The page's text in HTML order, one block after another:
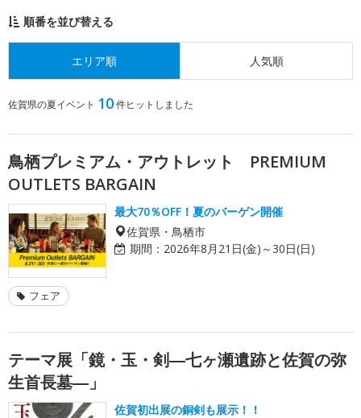
順番を並び替える
エリア順 人気順
佐賀県の夏イベント 10件ヒットしました
鳥栖プレミアム・アウトレット PREMIUM
OUTLETS BARGAIN
最大70％OFF！夏のバーゲン開催
佐賀県・鳥栖市
期間： 2026年8月21日(金)～30日(日)
フェア
テーマ展「鏡・玉・剣―七ヶ瀬遺跡と佐賀の弥
生首長墓―」
佐賀初出展の銅剣も展示！！